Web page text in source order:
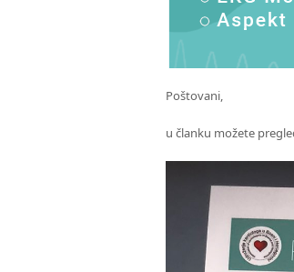
Poštovani,
u članku možete